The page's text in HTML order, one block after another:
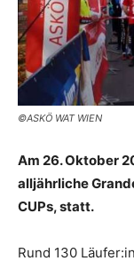
©ASKÖ WAT WIEN
Am 26. Oktober
alljährliche
CUPs, statt.
Rund 130